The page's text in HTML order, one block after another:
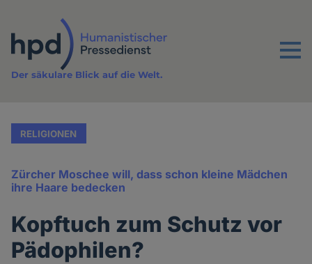
Inhalt
Menu
Der säkulare Blick auf die Welt.
RELIGIONEN
Zürcher Moschee will, dass schon kleine Mädchen
ihre Haare bedecken
Kopftuch zum Schutz vor
Pädophilen?